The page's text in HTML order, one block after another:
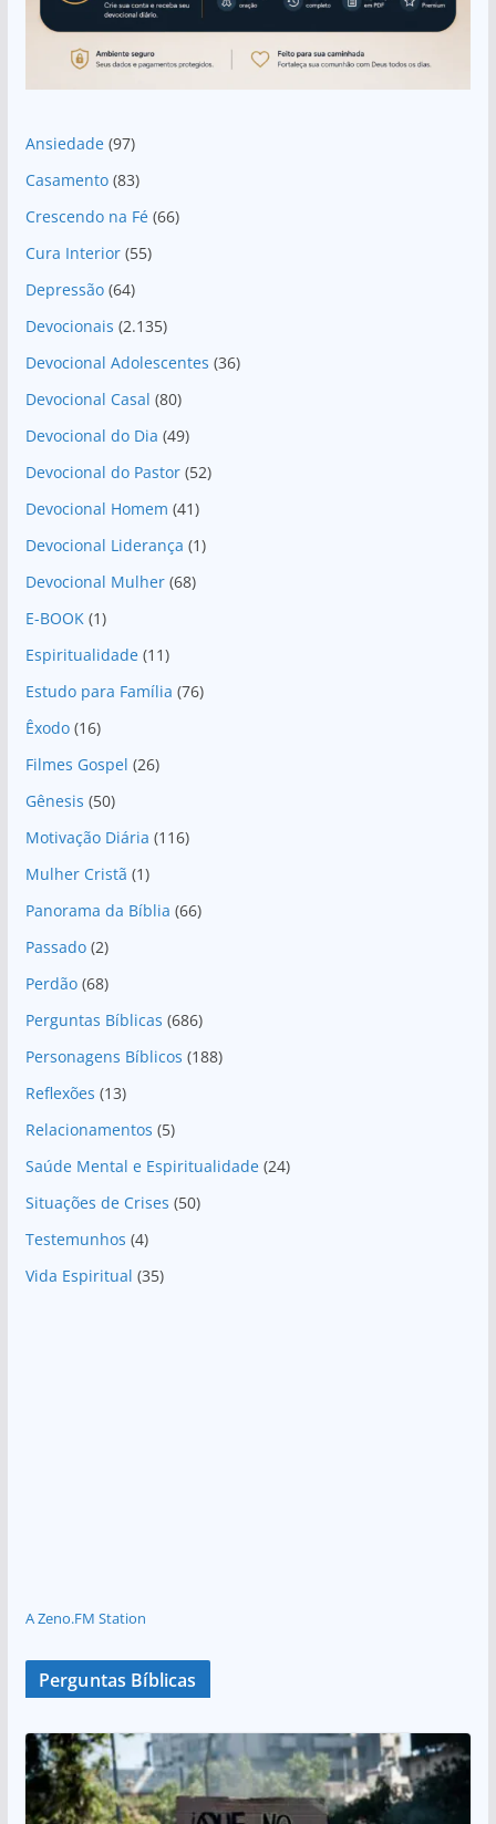
Ansiedade(97)
Casamento(83)
Crescendo na Fé(66)
Cura Interior(55)
Depressão(64)
Devocionais (2.135)
Devocional Adolescentes (36)
Devocional Casal (80)
Devocional do Dia (49)
Devocional do Pastor(52)
Devocional Homem (41)
Devocional Liderança (1)
Devocional Mulher(68)
E-BOOK (1)
Espiritualidade(11)
Estudo para Família (76)
Êxodo(16)
Filmes Gospel (26)
Gênesis (50)
Motivação Diária (116)
Mulher Cristã (1)
Panorama da Bíblia (66)
Passado(2)
Perdão(68)
Perguntas Bíblicas (686)
Personagens Bíblicos (188)
Reflexões (13)
Relacionamentos (5)
Saúde Mental e Espiritualidade(24)
Situações de Crises (50)
Testemunhos (4)
Vida Espiritual (35)
A Zeno.FM Station
Perguntas Bíblicas